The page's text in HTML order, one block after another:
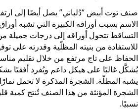
توت أبيض “دُلباني” يصل أيضًا إلى
بسبب أوراقه الكبيرة التي تشبه
تتحول أوراقه إلى درجات جميلة من
من بنيته المظلّية وقدرته على
على تاج مرتفع من خلال تقليم
غالبًا على هيكل داعم ويُفرد أفقيًا
المظلّة. الشجرة المذكرة لا تحمل
المؤنثة من هذا الصنف تُنتج كمية